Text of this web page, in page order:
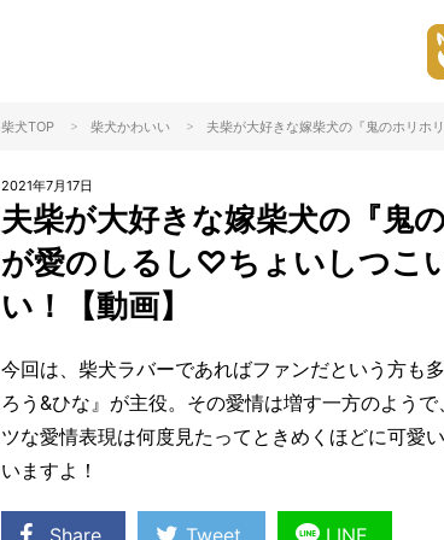
柴犬TOP > 柴犬かわいい > 夫柴が大好きな嫁柴犬の『鬼のホリホ
2021年7月17日
夫柴が大好きな嫁柴犬の『鬼
が愛のしるし♡ちょいしつこ
い！【動画】
今回は、柴犬ラバーであればファンだという方も
ろう&ひな』が主役。その愛情は増す一方のよう
ツな愛情表現は何度見たってときめくほどに可愛
いますよ！
Share Tweet LINE